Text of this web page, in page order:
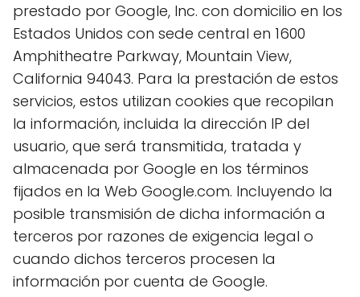
prestado por Google, Inc. con domicilio en los
Estados Unidos con sede central en 1600
Amphitheatre Parkway, Mountain View,
California 94043. Para la prestación de estos
servicios, estos utilizan cookies que recopilan
la información, incluida la dirección IP del
usuario, que será transmitida, tratada y
almacenada por Google en los términos
fijados en la Web Google.com. Incluyendo la
posible transmisión de dicha información a
terceros por razones de exigencia legal o
cuando dichos terceros procesen la
información por cuenta de Google.